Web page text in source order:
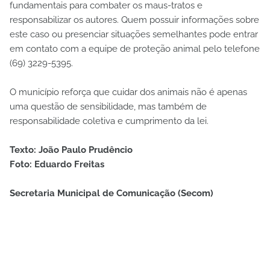
fundamentais para combater os maus-tratos e
responsabilizar os autores. Quem possuir informações sobre
este caso ou presenciar situações semelhantes pode entrar
em contato com a equipe de proteção animal pelo telefone
(69) 3229-5395.
O município reforça que cuidar dos animais não é apenas
uma questão de sensibilidade, mas também de
responsabilidade coletiva e cumprimento da lei.
Texto: João Paulo Prudêncio
Foto: Eduardo Freitas
Secretaria Municipal de Comunicação (Secom)